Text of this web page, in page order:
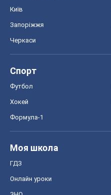
Київ
Запоріжжя
Черкаси
Спорт
Футбол
Хокей
Формула-1
Моя школа
ГДЗ
Онлайн уроки